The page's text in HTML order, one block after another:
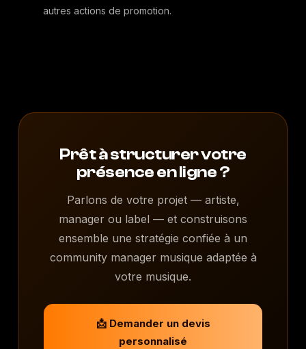
autres actions de promotion.
Prêt à structurer votre
présence en ligne ?
Parlons de votre projet — artiste,
manager ou label — et construisons
ensemble une stratégie confiée à un
community manager musique adaptée à
votre musique.
📩 Demander un devis
personnalisé